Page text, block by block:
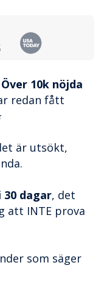
Över 10k nöjda
redan fått
är utsökt,
dagar, det
att INTE prova
som säger